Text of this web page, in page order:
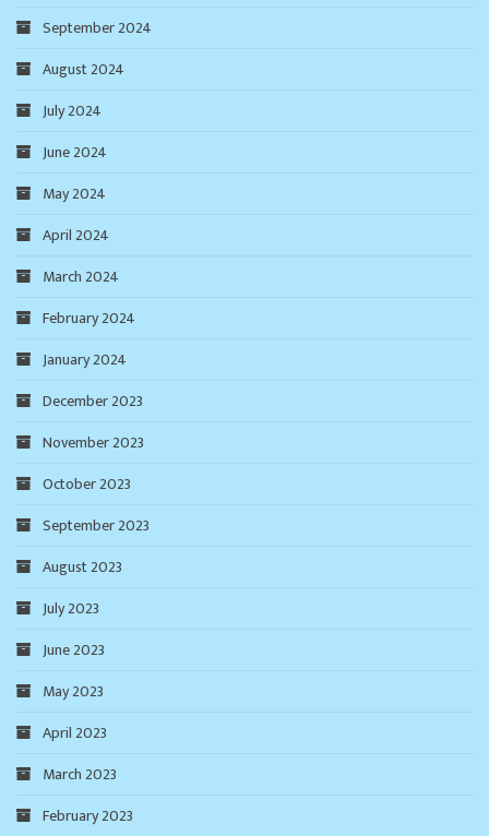
September 2024
August 2024
July 2024
June 2024
May 2024
April 2024
March 2024
February 2024
January 2024
December 2023
November 2023
October 2023
September 2023
August 2023
July 2023
June 2023
May 2023
April 2023
March 2023
February 2023